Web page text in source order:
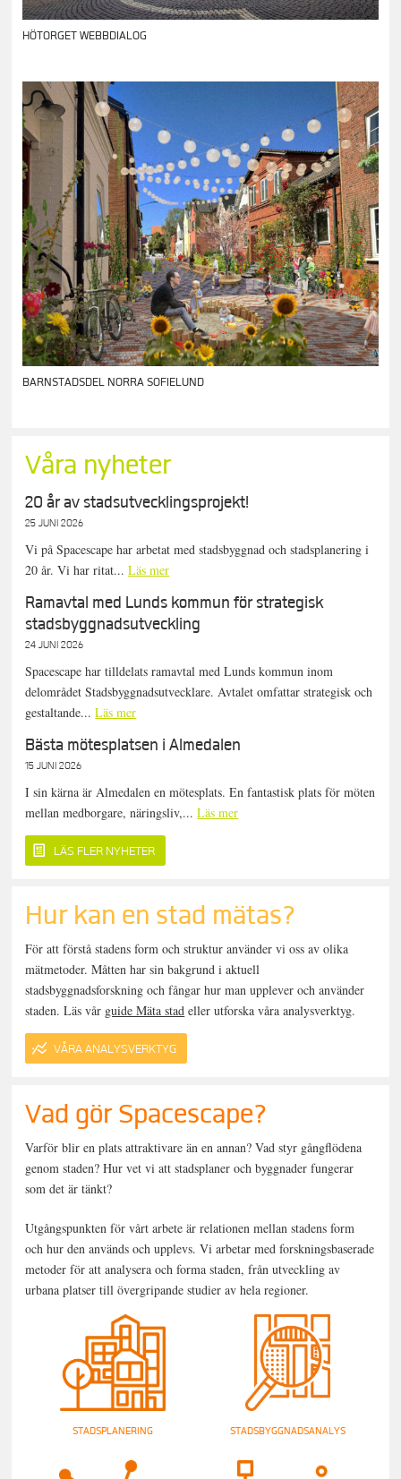
HÖTORGET WEBBDIALOG
BARNSTADSDEL NORRA SOFIELUND
Våra nyheter
20 år av stadsutvecklingsprojekt!
25 JUNI 2026
Vi på Spacescape har arbetat med stadsbyggnad och stadsplanering i
20 år. Vi har ritat...Läs mer
Ramavtal med Lunds kommun för strategisk
stadsbyggnadsutveckling
24 JUNI 2026
Spacescape har tilldelats ramavtal med Lunds kommun inom
delområdet Stadsbyggnadsutvecklare. Avtalet omfattar strategisk och
gestaltande...Läs mer
Bästa mötesplatsen i Almedalen
15 JUNI 2026
I sin kärna är Almedalen en mötesplats. En fantastisk plats för möten
mellan medborgare, näringsliv,...Läs mer
LÄS FLER NYHETER
Hur kan en stad mätas?
För att förstå stadens form och struktur använder vi oss av olika
mätmetoder. Måtten har sin bakgrund i aktuell
stadsbyggnadsforskning och fångar hur man upplever och använder
staden. Läs vår guide Mäta stad eller utforska våra analysverktyg.
VÅRA ANALYSVERKTYG
Vad gör Spacescape?
Varför blir en plats attraktivare än en annan? Vad styr gångflödena
genom staden? Hur vet vi att stadsplaner och byggnader fungerar
som det är tänkt?
Utgångspunkten för vårt arbete är relationen mellan stadens form
och hur den används och upplevs. Vi arbetar med forskningsbaserade
metoder för att analysera och forma staden, från utveckling av
urbana platser till övergripande studier av hela regioner.
STADSPLANERING STADSBYGGNADSANALYS